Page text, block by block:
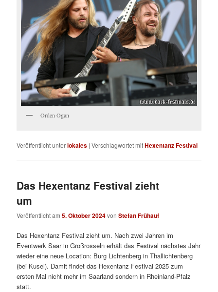
Orden Ogan
Veröffentlicht unterlokales |Verschlagwortet mitHexentanz Festival
Das Hexentanz Festival zieht
um
Veröffentlicht am5. Oktober 2024vonStefan Frühauf
Das Hexentanz Festival zieht um. Nach zwei Jahren im
Eventwerk Saar in Großrosseln erhält das Festival nächstes Jahr
wieder eine neue Location: Burg Lichtenberg in Thallichtenberg
(bei Kusel). Damit findet das Hexentanz Festival 2025 zum
ersten Mal nicht mehr im Saarland sondern in Rheinland-Pfalz
statt.